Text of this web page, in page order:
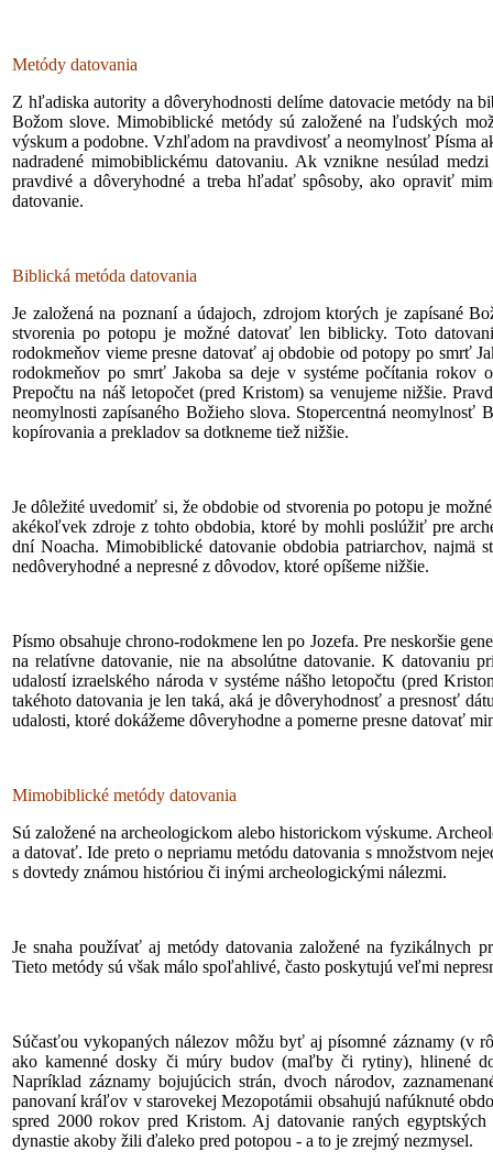
Metódy datovania
Z hľadiska autority a dôveryhodnosti delíme datovacie metódy na
Božom slove. Mimobiblické metódy sú založené na ľudských
výskum a podobne. Vzhľadom na pravdivosť a neomylnosť Písma
nadradené mimobiblickému datovaniu. Ak vznikne nesúlad
pravdivé a dôveryhodné a treba hľadať spôsoby, ako opraviť
datovanie.
Biblická metóda datovania
Je založená na poznaní a údajoch, zdrojom ktorých je zapísané
stvorenia po potopu je možné datovať len biblicky. Toto
rodokmeňov vieme presne datovať aj obdobie od potopy po smrť
rodokmeňov po smrť Jakoba sa deje v systéme počítania
Prepočtu na náš letopočet (pred Kristom) sa venujeme nižšie.
neomylnosti zapísaného Božieho slova. Stopercentná
kopírovania a prekladov sa dotkneme tiež nižšie.
Je dôležité uvedomiť si, že obdobie od stvorenia po potopu je
akékoľvek zdroje z tohto obdobia, ktoré by mohli poslúžiť pre
dní Noacha. Mimobiblické datovanie obdobia patriarchov, najmä
nedôveryhodné a nepresné z dôvodov, ktoré opíšeme nižšie.
Písmo obsahuje chrono-rodokmene len po Jozefa. Pre neskoršie
na relatívne datovanie, nie na absolútne datovanie. K datovaniu
udalostí izraelského národa v systéme nášho letopočtu (pred
takéhoto datovania je len taká, aká je dôveryhodnosť a presnosť
udalosti, ktoré dokážeme dôveryhodne a pomerne presne datovať
Mimobiblické metódy datovania
Sú založené na archeologickom alebo historickom výskume.
a datovať. Ide preto o nepriamu metódu datovania s množstvom
s dovtedy známou históriou či inými archeologickými nálezmi.
Je snaha používať aj metódy datovania založené na fyzikálnych
Tieto metódy sú však málo spoľahlivé, často poskytujú veľmi
Súčasťou vykopaných nálezov môžu byť aj písomné záznamy (v
ako kamenné dosky či múry budov (maľby či rytiny), hlinené
Napríklad záznamy bojujúcich strán, dvoch národov,
panovaní kráľov v starovekej Mezopotámii obsahujú nafúknuté
spred 2000 rokov pred Kristom. Aj datovanie raných
dynastie akoby žili ďaleko pred potopou - a to je zrejmý nezmysel.